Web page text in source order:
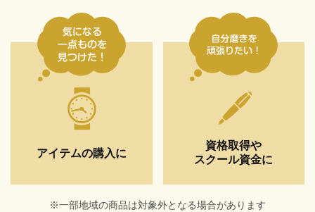
アイテムの購入に
資格取得や
スクール資金に
※一部地域の商品は対象外となる場合があります